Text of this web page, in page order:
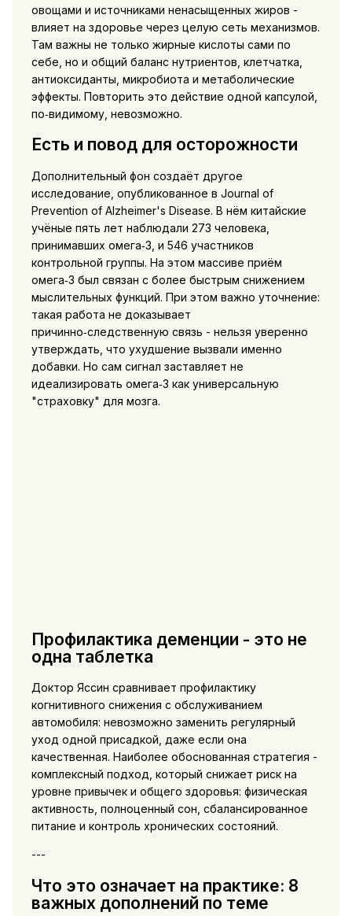
овощами и источниками ненасыщенных жиров -
влияет на здоровье через целую сеть механизмов.
Там важны не только жирные кислоты сами по
себе, но и общий баланс нутриентов, клетчатка,
антиоксиданты, микробиота и метаболические
эффекты. Повторить это действие одной капсулой,
по‑видимому, невозможно.
Есть и повод для осторожности
Дополнительный фон создаёт другое
исследование, опубликованное в Journal of
Prevention of Alzheimer's Disease. В нём китайские
учёные пять лет наблюдали 273 человека,
принимавших омега‑3, и 546 участников
контрольной группы. На этом массиве приём
омега‑3 был связан с более быстрым снижением
мыслительных функций. При этом важно уточнение:
такая работа не доказывает
причинно‑следственную связь - нельзя уверенно
утверждать, что ухудшение вызвали именно
добавки. Но сам сигнал заставляет не
идеализировать омега‑3 как универсальную
"страховку" для мозга.
Профилактика деменции - это не
одна таблетка
Доктор Яссин сравнивает профилактику
когнитивного снижения с обслуживанием
автомобиля: невозможно заменить регулярный
уход одной присадкой, даже если она
качественная. Наиболее обоснованная стратегия -
комплексный подход, который снижает риск на
уровне привычек и общего здоровья: физическая
активность, полноценный сон, сбалансированное
питание и контроль хронических состояний.
---
Что это означает на практике: 8
важных дополнений по теме